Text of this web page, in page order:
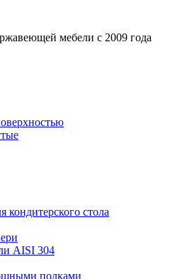
мебели с 2009 года
стола
AISI 304
полками